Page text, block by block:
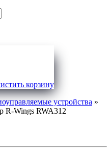
корзину
устройства »
R-Wings RWA312